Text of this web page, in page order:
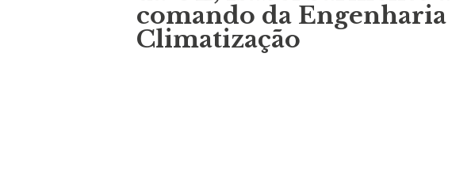
comando da Engenharia
Climatização